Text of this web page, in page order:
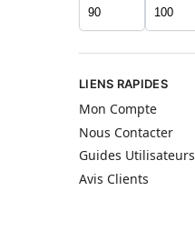
LIENS RAPIDES
Mon Compte
Nous Contacter
Guides Utilisateurs
Avis Clients